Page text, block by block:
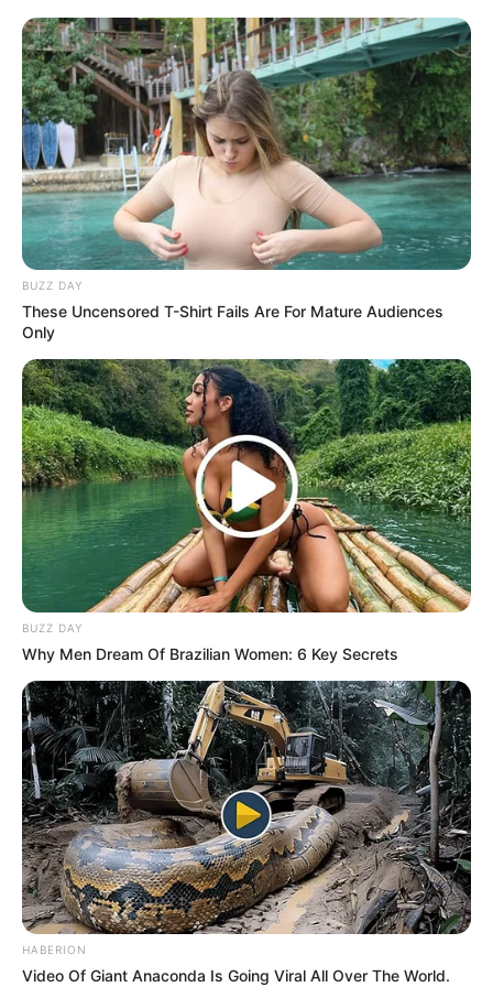
eso creía yo.
Todo cambió cuando mi madre, Doña Teresa
BUZZ DAY
These Uncensored T-Shirt Fails Are For Mature Audiences
Only
BUZZ DAY
Why Men Dream Of Brazilian Women: 6 Key Secrets
HABERION
Video Of Giant Anaconda Is Going Viral All Over The World.